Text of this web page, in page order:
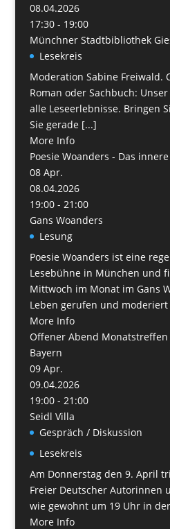
08.04.2026
17:30 - 19:00
Münchner Stadtbibliothek
Lesekreis
Moderation Sabine Freiwald.
Roman oder Sachbuch:
alle Leseerlebnisse. Bringen
Sie gerade [...]
More Info
Poesie Woanders - Das
08 Apr.
08.04.2026
19:00 - 21:00
Gans Woanders
Lesung
Poesie Woanders ist eine
Lesebühne in München und
Mittwoch im Monat im Gans
Leben gerufen und moderiert
More Info
Offener Abend Monatstreffen
Bayern
09 Apr.
09.04.2026
19:00 - 21:00
Seidl Villa
Gespräch / Diskussion
Lesekreis
Am Donnerstag den 9. April
Freier Deutscher Autorinnen
wie gewohnt um 19 Uhr in
More Info